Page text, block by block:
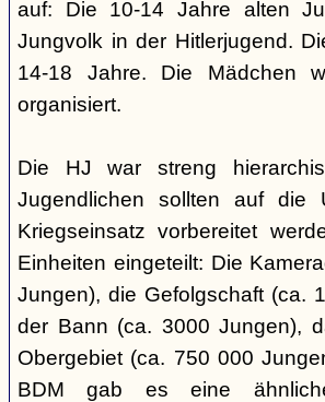
auf: Die 10-14 Jahre alten
Jungvolk in der Hitlerjugend.
14-18 Jahre. Die Mädchen
organisiert.
Die HJ war streng
Jugendlichen sollten auf die
Kriegseinsatz vorbereitet
Einheiten eingeteilt: Die
Jungen), die Gefolgschaft (ca.
der Bann (ca. 3000 Jungen),
Obergebiet (ca. 750 000
BDM gab es eine